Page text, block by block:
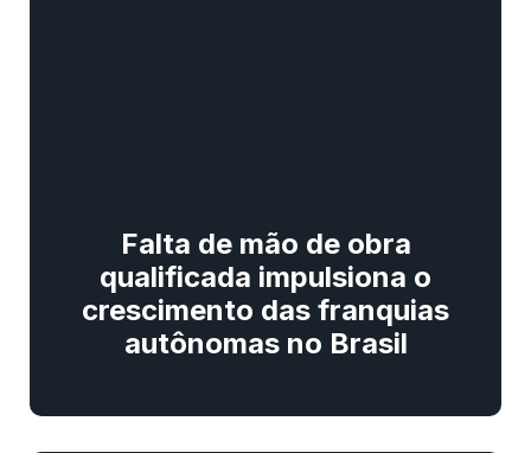
Falta de mão de obra
qualificada impulsiona o
crescimento das franquias
autônomas no Brasil